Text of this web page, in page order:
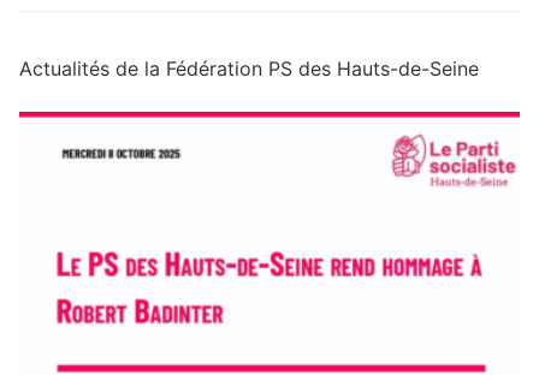
Actualités de la Fédération PS des Hauts-de-Seine